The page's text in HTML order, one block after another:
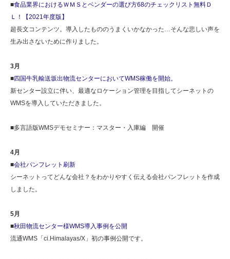
■食品業界におけるＷＭＳとベンダーの選び方68のチェックリスト無料Ｄ
Ｌ！【2021年度版】
超長文コンテンツ。導入したもののうまくいかなかった…そんな悲しい声を
生み出さないために作りました。
3月
■四国牛乳輸送坂出物流センターにおいてWMS稼働を開始。
新センター設立に伴い、最適なロケーション管理を目指してシーネットの
WMSを導入していただきました。
■多言語版WMSデモセミナー：マスター・入庫編 開催
4月
■会社パンフレット刷新
シーネットってどんな会社？をわかりやすく伝える会社パンフレットを作成
しました。
5月
■秋田物流センター様WMS導入事例を公開
流通WMS「ci.Himalayas/X」初の事例公開です。